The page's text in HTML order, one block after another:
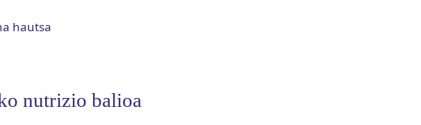
hautsa
nutrizio balioa